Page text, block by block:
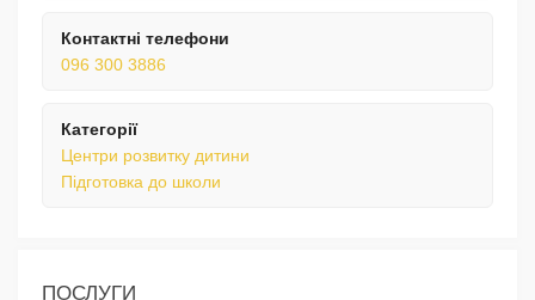
Контактні телефони
096 300 3886
Категорії
Центри розвитку дитини
Підготовка до школи
ПОСЛУГИ